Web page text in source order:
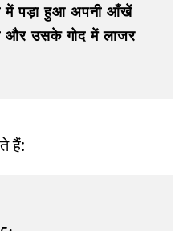
में पड़ा हुआ अपनी आँखें
और उसके गोद में लाजर
हैं: